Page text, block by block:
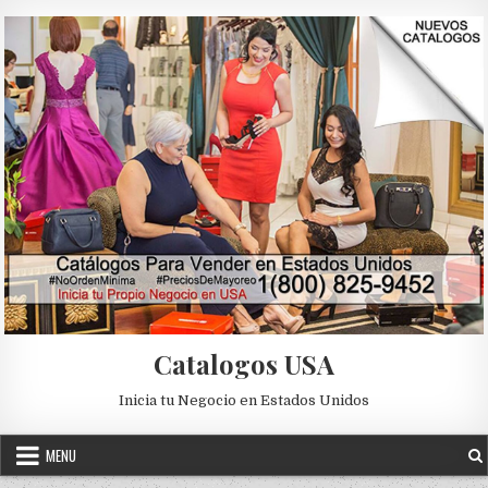
Catalogos USA
Inicia tu Negocio en Estados Unidos
MENU